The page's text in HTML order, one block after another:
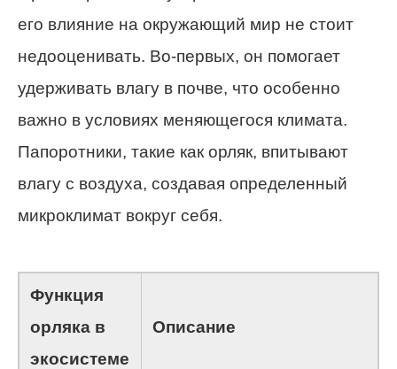
его влияние на окружающий мир не стоит
недооценивать. Во-первых, он помогает
удерживать влагу в почве, что особенно
важно в условиях меняющегося климата.
Папоротники, такие как орляк, впитывают
влагу с воздуха, создавая определенный
микроклимат вокруг себя.
Функция
орляка в
экосистеме
Описание